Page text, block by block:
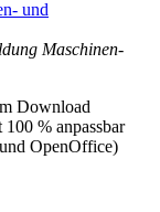
Maschinen-
Download
% anpassbar
OpenOffice)